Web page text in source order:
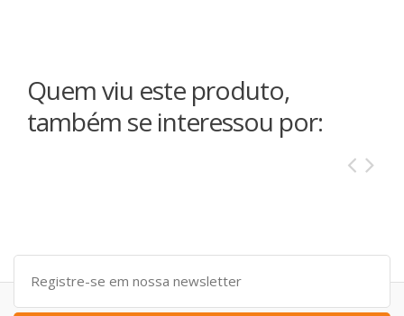
Quem viu este produto,
também se interessou por: